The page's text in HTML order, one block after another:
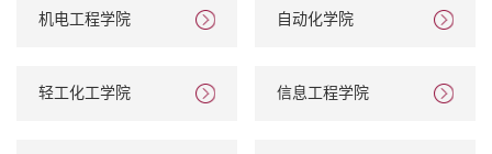
机电工程学院 自动化学院
轻工化工学院 信息工程学院